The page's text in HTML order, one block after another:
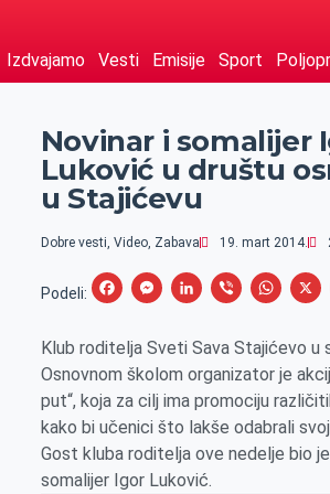
Izdvajamo Vesti Emisije Sport
Novinar i somalijer
Luković u društu
u Stajićevu
Dobre vesti, Video, Zabava 19. mart 2014.
Podeli:
F
c
e
b
o
M
s
s
e
g
L
n
k
e
I
V
b
e
r
W
a
t
s
Klub roditelja Sveti Sava Stajićevo u
Osnovnom školom organizator je
put“, koja za cilj ima promociju
kako bi učenici što lakše odabrali
Gost kluba roditelja ove nedelje bio
somalijer Igor Luković.